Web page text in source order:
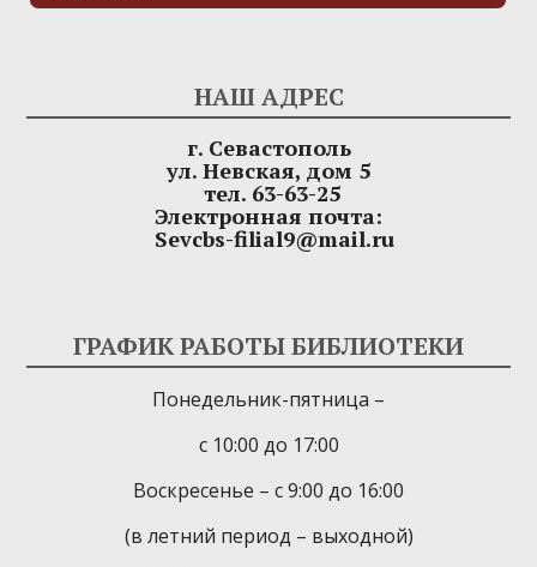
НАШ АДРЕС
г. Севастополь
ул. Невская, дом 5
тел. 63-63-25
Электронная почта:
Sevcbs-filial9@mail.ru
ГРАФИК РАБОТЫ БИБЛИОТЕКИ
Понедельник-пятница –
с 10:00 до 17:00
Воскресенье – с 9:00 до 16:00
(в летний период – выходной)